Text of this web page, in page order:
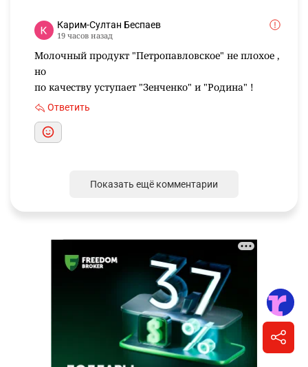
Карим-Султан Беспаев
19 часов назад
Молочный продукт "Петропавловское" не плохое ,
но
по качеству уступает "Зенченко" и "Родина" !
Ответить
Показать ещё комментарии